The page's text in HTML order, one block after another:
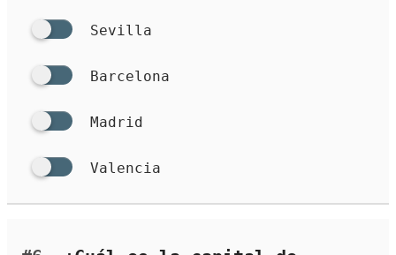
Sevilla
Barcelona
Madrid
Valencia